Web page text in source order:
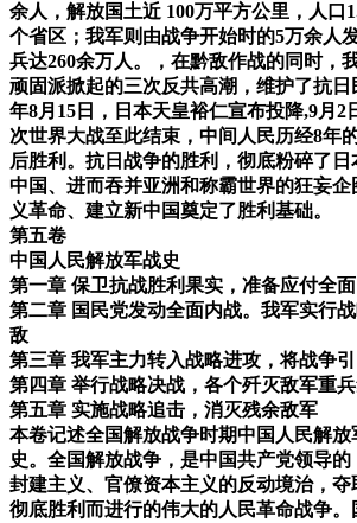
余人，解放国土近 100万平方公里，人口
个省区；我军则由战争开始时的5万余人
兵达260余万人。，在黔敌作战的同时，
顽固派掀起的三次反共高潮，维护了抗日
年8月15日，日本天皇裕仁宣布投降,9月2
次世界大战至此结束，中间人民历经8年
后胜利。抗日战争的胜利，彻底粉碎了
中国、进而吞并亚洲和称霸世界的狂妄
义革命、建立新中国奠定了胜利基础。
第五卷
中国人民解放军战史
第一章 保卫抗战胜利果实，准备应付全
第二章 国民党发动全面内战。我军实行
敌
第三章 我军主力转入战略进攻，将战争
第四章 举行战略决战，各个歼灭敌军重兵
第五章 实施战略追击，消灭残余敌军
本卷记述全国解放战争时期中国人民解
史。全国解放战争，是中国共产党领导的
封建主义、官僚资本主义的反动境治，
彻底胜利而进行的伟大的人民革命战争